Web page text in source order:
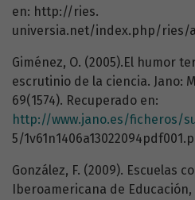
en: http://ries.
Giménez, O. (2005).El humor
escrutinio de la ciencia. Jano:
69(1574). Recuperado en:
http://www.jano.es/ficheros/
5/
González, F. (2009). Escuelas
Iberoamericana de